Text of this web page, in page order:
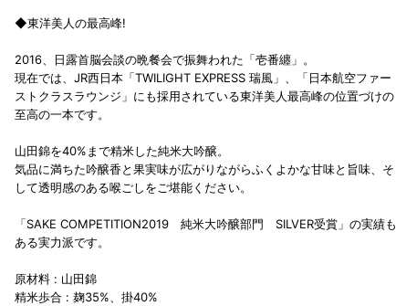
◆東洋美人の最高峰!
2016、日露首脳会談の晩餐会で振舞われた「壱番纏」。
現在では、JR西日本「TWILIGHT EXPRESS 瑞風」、「日本航空ファー
ストクラスラウンジ」にも採用されている東洋美人最高峰の位置づけの
至高の一本です。
山田錦を40%まで精米した純米大吟醸。
気品に満ちた吟醸香と果実味が広がりながらふくよかな甘味と旨味、そ
して透明感のある喉ごしをご堪能ください。
「SAKE COMPETITION2019 純米大吟醸部門 SILVER受賞」の実績も
ある実力派です。
原材料 : 山田錦
精米歩合 : 麹35%、掛40%